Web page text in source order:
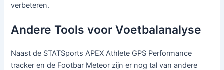
verbeteren.
Andere Tools voor Voetbalanalyse
Naast de STATSports APEX Athlete GPS Performance
tracker en de Footbar Meteor zijn er nog tal van andere